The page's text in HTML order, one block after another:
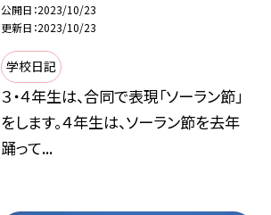
公開日 2023/10/23
更新日 2023/10/23
学校日記
３・４年生は、合同で表現「ソーラン節」
をします。４年生は、ソーラン節を去年
踊って...